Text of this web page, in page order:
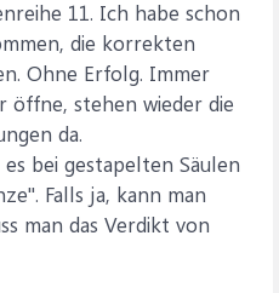
11. Ich habe schon
die korrekten
Ohne Erfolg. Immer
öffne, stehen wieder die
da.
bei gestapelten Säulen
Falls ja, kann man
man das Verdikt von